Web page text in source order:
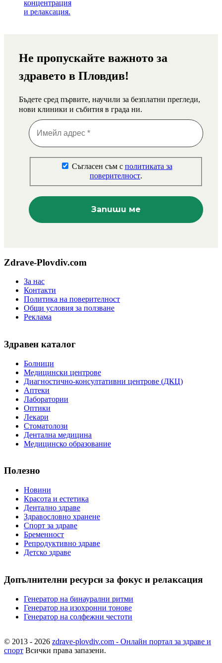
Не пропускайте важното за
здравето в Пловдив!
Бъдете сред първите, научили за безплатни прегледи,
нови клиники и събития в града ни.
Съгласен съм с политиката за
поверителност.
Zdrave-Plovdiv.com
За нас
Контакти
Политика на поверителност
Общи условия за ползване
Реклама
Здравен каталог
Болници
Медицински центрове
Диагностично-консултативни центрове (ДКЦ)
Аптеки
Лаборатории
Оптики
Лекари
Стоматолози
Дентална медицина
Медицинско образование
Полезно
Новини
Красота и естетика
Дентално здраве
Здравословно хранене
Спорт за здраве
Бременност
Репродуктивно здраве
Детско здраве
Допълнителни ресурси за фокус и релаксация
Генератор на бинаурални ритми
Генератор на изохронни тонове
Генератор на солфежни честоти
© 2013 - 2026 zdrave-plovdiv.com - Онлайн портал за здраве и
спорт Всички права запазени.